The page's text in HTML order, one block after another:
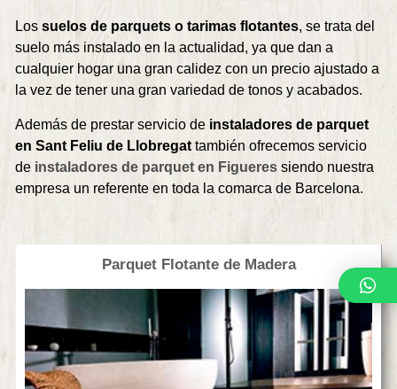
Los suelos de parquets o tarimas flotantes, se trata del
suelo más instalado en la actualidad, ya que dan a
cualquier hogar una gran calidez con un precio ajustado a
la vez de tener una gran variedad de tonos y acabados.
Además de prestar servicio de instaladores de parquet
en Sant Feliu de Llobregattambién ofrecemos servicio
de instaladores de parquet en Figueres siendo nuestra
empresa un referente en toda la comarca de Barcelona.
Parquet Flotante de Madera